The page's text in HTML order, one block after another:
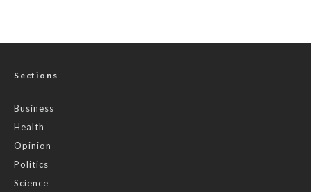
Sections
Business
Health
Opinion
Politics
Science